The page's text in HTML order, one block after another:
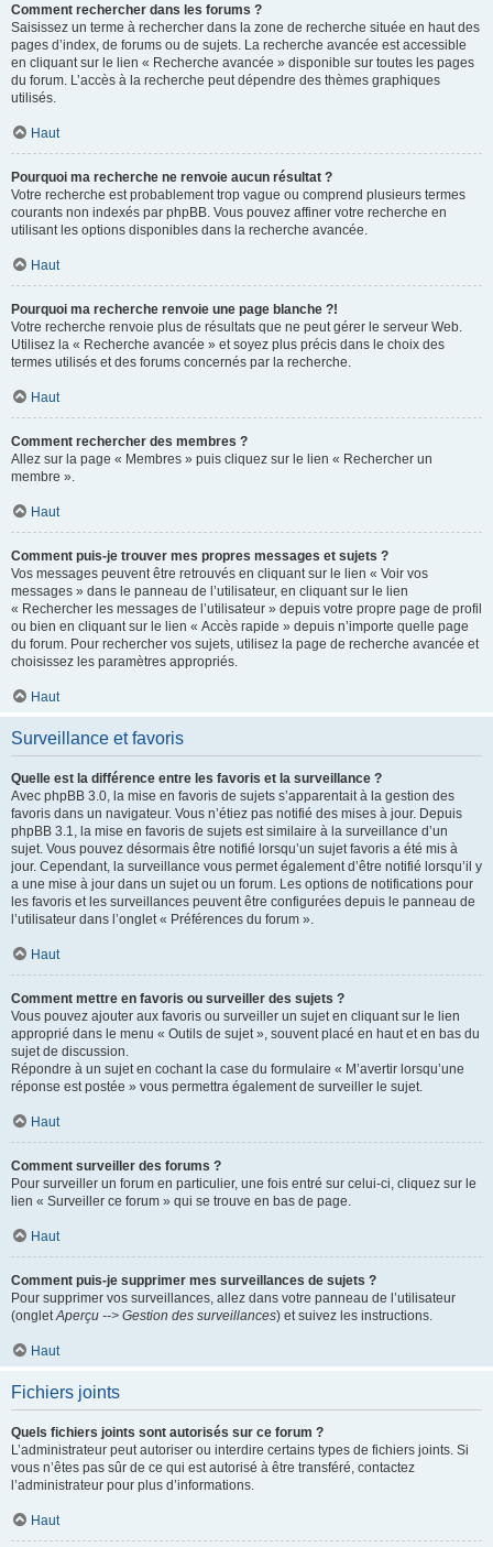
Comment rechercher dans les forums ?
Saisissez un terme à rechercher dans la zone de recherche située en haut des
pages d’index, de forums ou de sujets. La recherche avancée est accessible
en cliquant sur le lien « Recherche avancée » disponible sur toutes les pages
du forum. L’accès à la recherche peut dépendre des thèmes graphiques
utilisés.
Haut
Pourquoi ma recherche ne renvoie aucun résultat ?
Votre recherche est probablement trop vague ou comprend plusieurs termes
courants non indexés par phpBB. Vous pouvez affiner votre recherche en
utilisant les options disponibles dans la recherche avancée.
Haut
Pourquoi ma recherche renvoie une page blanche ?!
Votre recherche renvoie plus de résultats que ne peut gérer le serveur Web.
Utilisez la « Recherche avancée » et soyez plus précis dans le choix des
termes utilisés et des forums concernés par la recherche.
Haut
Comment rechercher des membres ?
Allez sur la page « Membres » puis cliquez sur le lien « Rechercher un
membre ».
Haut
Comment puis-je trouver mes propres messages et sujets ?
Vos messages peuvent être retrouvés en cliquant sur le lien « Voir vos
messages » dans le panneau de l’utilisateur, en cliquant sur le lien
« Rechercher les messages de l’utilisateur » depuis votre propre page de profil
ou bien en cliquant sur le lien « Accès rapide » depuis n’importe quelle page
du forum. Pour rechercher vos sujets, utilisez la page de recherche avancée et
choisissez les paramètres appropriés.
Haut
Surveillance et favoris
Quelle est la différence entre les favoris et la surveillance ?
Avec phpBB 3.0, la mise en favoris de sujets s’apparentait à la gestion des
favoris dans un navigateur. Vous n’étiez pas notifié des mises à jour. Depuis
phpBB 3.1, la mise en favoris de sujets est similaire à la surveillance d’un
sujet. Vous pouvez désormais être notifié lorsqu’un sujet favoris a été mis à
jour. Cependant, la surveillance vous permet également d’être notifié lorsqu’il y
a une mise à jour dans un sujet ou un forum. Les options de notifications pour
les favoris et les surveillances peuvent être configurées depuis le panneau de
l’utilisateur dans l’onglet « Préférences du forum ».
Haut
Comment mettre en favoris ou surveiller des sujets ?
Vous pouvez ajouter aux favoris ou surveiller un sujet en cliquant sur le lien
approprié dans le menu « Outils de sujet », souvent placé en haut et en bas du
sujet de discussion.
Répondre à un sujet en cochant la case du formulaire « M’avertir lorsqu’une
réponse est postée » vous permettra également de surveiller le sujet.
Haut
Comment surveiller des forums ?
Pour surveiller un forum en particulier, une fois entré sur celui-ci, cliquez sur le
lien « Surveiller ce forum » qui se trouve en bas de page.
Haut
Comment puis-je supprimer mes surveillances de sujets ?
Pour supprimer vos surveillances, allez dans votre panneau de l’utilisateur
(ongletAperçu --> Gestion des surveillances) et suivez les instructions.
Haut
Fichiers joints
Quels fichiers joints sont autorisés sur ce forum ?
L’administrateur peut autoriser ou interdire certains types de fichiers joints. Si
vous n’êtes pas sûr de ce qui est autorisé à être transféré, contactez
l’administrateur pour plus d’informations.
Haut